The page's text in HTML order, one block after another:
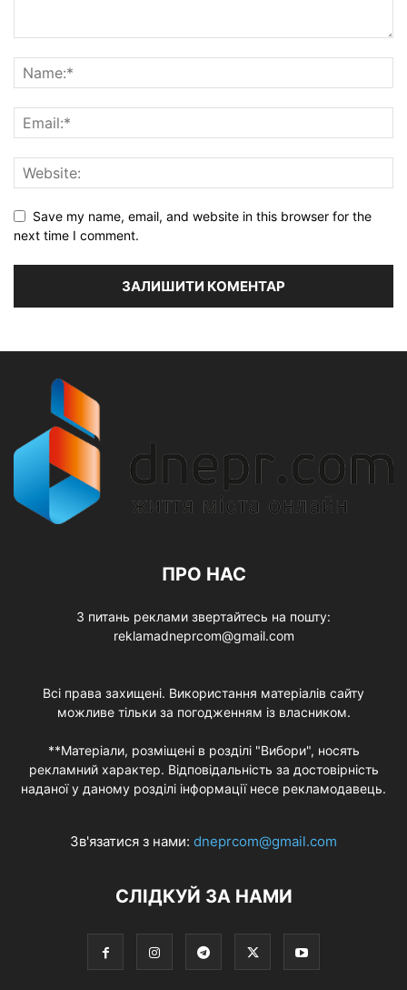
Save my name, email, and website in this browser for the
next time I comment.
ПРО НАС
З питань реклами звертайтесь на пошту:
reklamadneprcom@gmail.com
Всі права захищені. Використання матеріалів сайту
можливе тільки за погодженням із власником.
**Матеріали, розміщені в розділі "Вибори", носять
рекламний характер. Відповідальність за достовірність
наданої у даному розділі інформації несе рекламодавець.
Зв'язатися з нами: dneprcom@gmail.com
СЛІДКУЙ ЗА НАМИ